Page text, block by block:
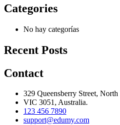
Categories
No hay categorías
Recent Posts
Contact
329 Queensberry Street,
VIC 3051, Australia.
123 456 7890
support@edumy.com